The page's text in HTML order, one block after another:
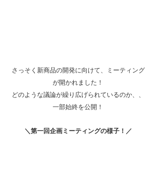
さっそく新商品の開発に向けて、ミーティング
が開かれました！
どのような議論が繰り広げられているのか、、
一部始終を公開！
＼第一回企画ミーティングの様子！／